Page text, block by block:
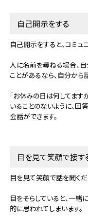
自己開示をする
自己開示をすると、コミュ
人に名前を尋ねる場合、自
ことがあるなら、自分から
「お休みの日は何してます
いることのないように、回
会話ができます。
目を見て笑顔で接す
目を見て笑顔で話を聞くだ
目をそらしていると、一緒
的に思われてしまいます。